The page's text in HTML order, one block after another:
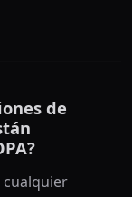
de
cualquier